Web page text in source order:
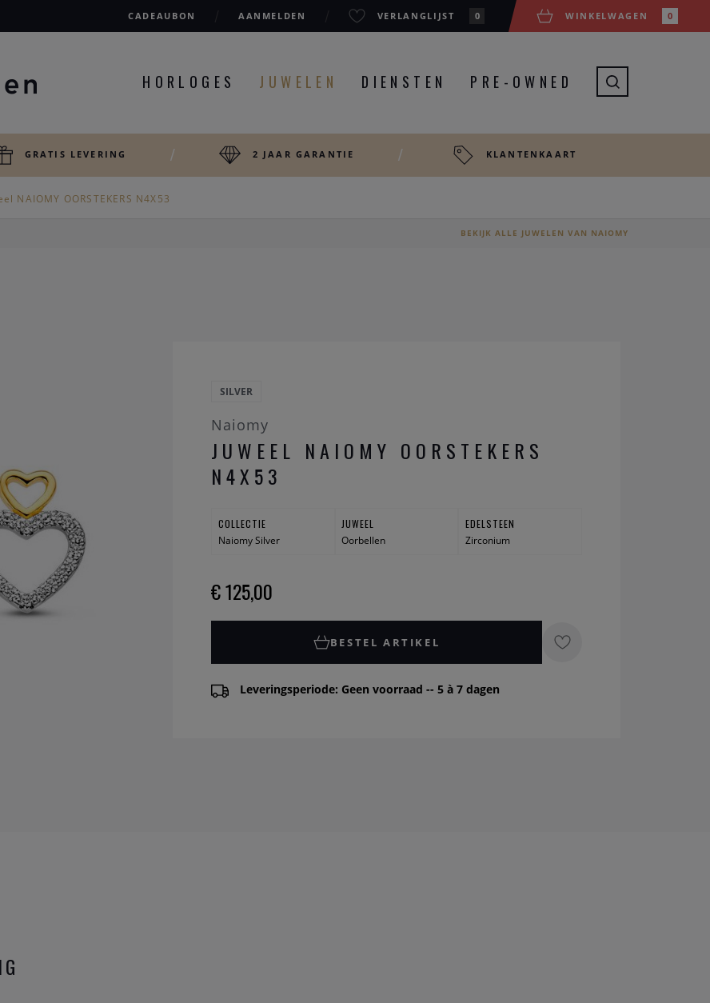
CADEAUBON AANMELDEN VERLANGLIJST 0 WINKELWAGEN 0
HORLOGES JUWELEN DIENSTEN PRE-OWNED
GRATIS LEVERING 2 JAAR GARANTIE KLANTENKAART
NAIOMY OORSTEKERS N4X53
BEKIJK ALLE JUWELEN VAN NAIOMY
SILVER
Naiomy
JUWEEL NAIOMY OORSTEKERS
N4X53
COLLECTIE
Naiomy Silver
JUWEEL
Oorbellen
EDELSTEEN
Zirconium
€ 125,00
BESTEL ARTIKEL
Leveringsperiode: Geen voorraad -- 5 à 7 dagen